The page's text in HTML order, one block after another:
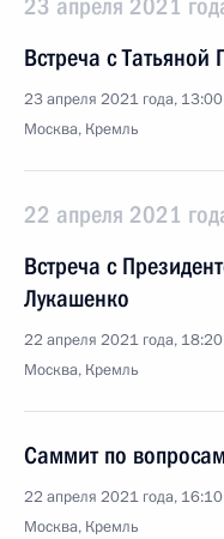
23 апреля 2021
Встреча с
23 апреля 2021 года, 13:00
Москва, Кремль
22 апреля 2021
Встреча с
Лукашенко
22 апреля 2021 года, 18:20
Москва, Кремль
Саммит по
22 апреля 2021 года, 16:10
Москва, Кремль